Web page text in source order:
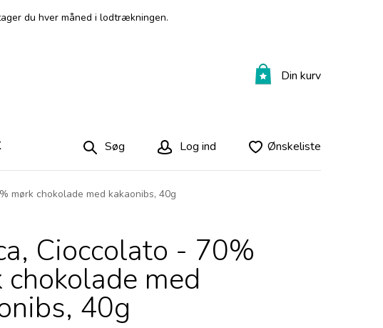
du hver måned i lodtrækningen.
Din kurv
Søg Log ind Ønskeliste
mørk chokolade med kakaonibs, 40g
Cioccolato - 70%
chokolade med
40g